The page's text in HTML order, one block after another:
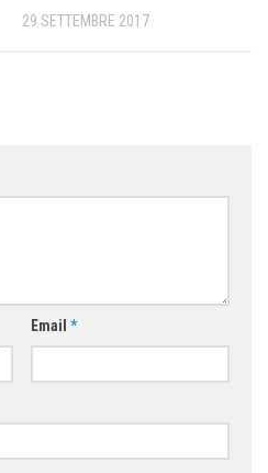
29 SETTEMBRE 2017
Email *